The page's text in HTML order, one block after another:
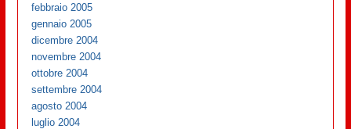
febbraio 2005
gennaio 2005
dicembre 2004
novembre 2004
ottobre 2004
settembre 2004
agosto 2004
luglio 2004